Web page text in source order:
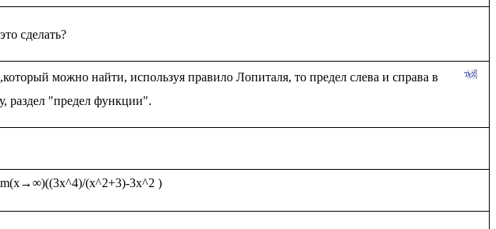
,который можно найти, используя правило Лопиталя, то предел слева и справа в